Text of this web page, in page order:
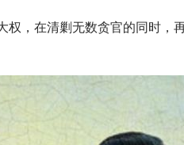
权，在清剿无数贪官的同时，